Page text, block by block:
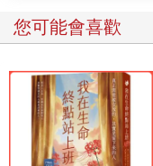
您可能會喜歡